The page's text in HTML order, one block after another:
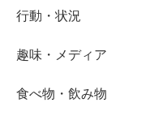
行動・状況
趣味・メディア
食べ物・飲み物